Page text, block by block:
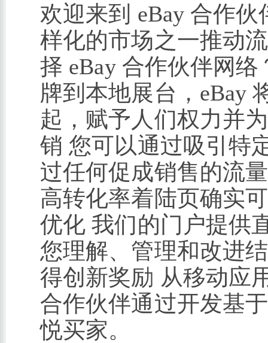
欢迎来到 eBay 合作
样化的市场之一推动
择 eBay 合作伙伴网
牌到本地展台，eBay
起，赋予人们权力并
销 您可以通过吸引特
过任何促成销售的流
高转化率着陆页确实
优化 我们的门户提供
您理解、管理和改进
得创新奖励 从移动应
合作伙伴通过开发基
悦买家。